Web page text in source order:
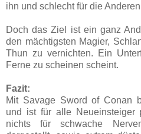
ihn und schlecht für die
Doch das Ziel ist ein ganz
den mächtigsten Magier,
Thun zu vernichten. Ein
Ferne zu scheinen scheint.
Fazit:
Mit Savage Sword of Conan
und ist für alle Neueinsteiger
nichts für schwache